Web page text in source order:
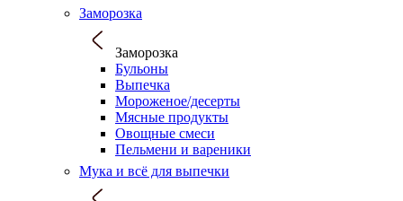
Заморозка
Заморозка
Бульоны
Выпечка
Мороженое/десерты
Мясные продукты
Овощные смеси
Пельмени и вареники
Мука и всё для выпечки